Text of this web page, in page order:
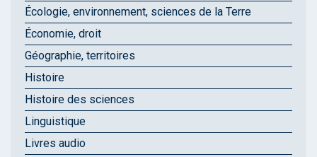
Écologie, environnement, sciences de la Terre
Économie, droit
Géographie, territoires
Histoire
Histoire des sciences
Linguistique
Livres audio